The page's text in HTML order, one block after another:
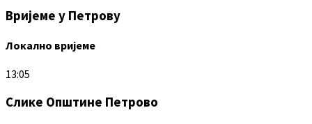
Вријеме у Петрову
Локално вријеме
13:05
Слике Општине Петрово